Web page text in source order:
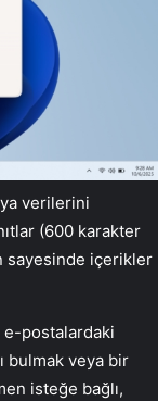
verilerini
(600 karakter
sayesinde içerikler
e-postalardaki
bulmak veya bir
isteğe bağlı,